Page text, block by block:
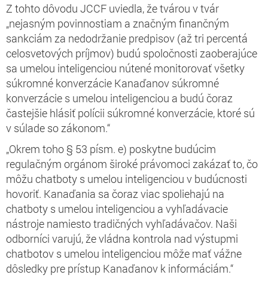
Z tohto dôvodu JCCF uviedla, že tvárou v tvár
„nejasným povinnostiam a značným finančným
sankciám za nedodržanie predpisov (až tri percentá
celosvetových príjmov) budú spoločnosti zaoberajúce
sa umelou inteligenciou nútené monitorovať všetky
súkromné konverzácie Kanaďanov súkromné
konverzácie s umelou inteligenciou a budú čoraz
častejšie hlásiť polícii súkromné konverzácie, ktoré sú
v súlade so zákonom.“
„Okrem toho § 53 písm. e) poskytne budúcim
regulačným orgánom široké právomoci zakázať to, čo
môžu chatboty s umelou inteligenciou v budúcnosti
hovoriť. Kanaďania sa čoraz viac spoliehajú na
chatboty s umelou inteligenciou a vyhľadávacie
nástroje namiesto tradičných vyhľadávačov. Naši
odborníci varujú, že vládna kontrola nad výstupmi
chatbotov s umelou inteligenciou môže mať vážne
dôsledky pre prístup Kanaďanov k informáciám.“